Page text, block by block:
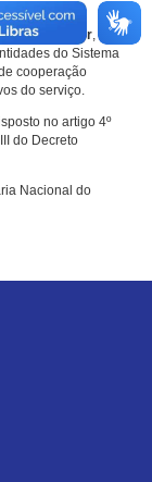
Justiça é a
,
do Sistema
cooperação
do serviço.
no artigo 4º
do Decreto
Nacional do